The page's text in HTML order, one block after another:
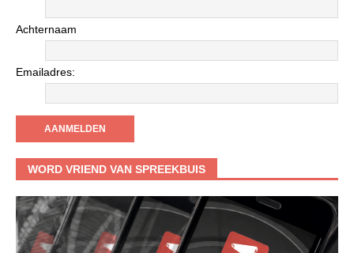
Achternaam
Emailadres:
WORD VRIEND VAN SPREEKBUIS